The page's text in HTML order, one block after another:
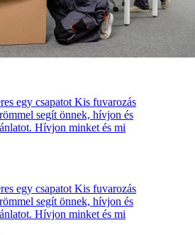
egy csapatot Kis fuvarozás
segít önnek, hívjon és
Hívjon minket és mi
egy csapatot Kis fuvarozás
segít önnek, hívjon és
Hívjon minket és mi